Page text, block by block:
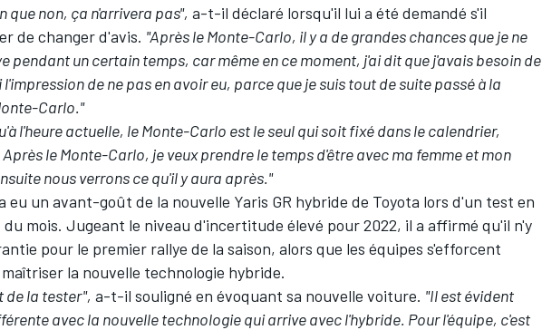
que non, ça n'arrivera pas", a-t-il déclaré lorsqu'il lui a été demandé s'il
de changer d'avis. "Après le Monte-Carlo, il y a de grandes chances que je ne
pendant un certain temps, car même en ce moment, j'ai dit que j'avais besoin de
de ne pas en avoir eu, parce que je suis tout de suite passé à la
Carlo."
l'heure actuelle, le Monte-Carlo est le seul qui soit fixé dans le calendrier,
le Monte-Carlo, je veux prendre le temps d'être avec ma femme et mon
nous verrons ce qu'il y aura après."
eu un avant-goût de la nouvelle Yaris GR hybride de Toyota lors d'un test en
mois. Jugeant le niveau d'incertitude élevé pour 2022, il a affirmé qu'il n'y
pour le premier rallye de la saison, alors que les équipes s'efforcent
la nouvelle technologie hybride.
de la tester", a-t-il souligné en évoquant sa nouvelle voiture. "Il est évident
avec la nouvelle technologie qui arrive avec l'hybride. Pour l'équipe, c'est